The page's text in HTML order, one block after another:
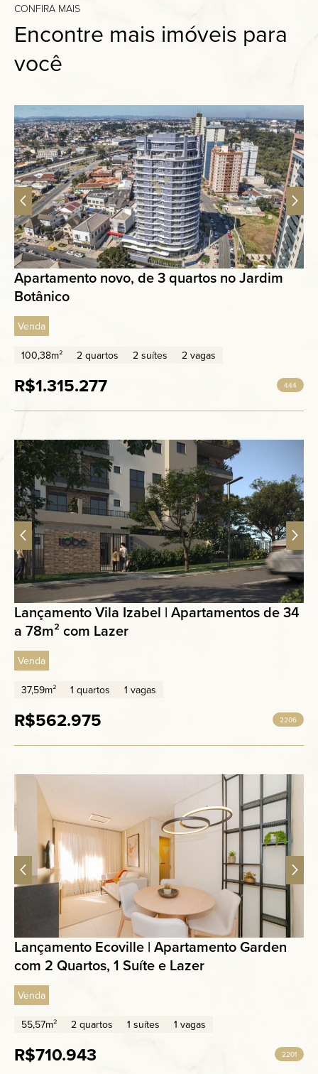
CONFIRA MAIS
Encontre mais imóveis para
você
Apartamento novo, de 3 quartos no Jardim
Botânico
Venda
100,38m² 2 quartos 2 suítes 2 vagas
R$1.315.277 444
Lançamento Vila Izabel | Apartamentos de 34
a 78m² com Lazer
Venda
37,59m² 1 quartos 1 vagas
R$562.975 2206
Lançamento Ecoville | Apartamento Garden
com 2 Quartos, 1 Suíte e Lazer
Venda
55,57m² 2 quartos 1 suítes 1 vagas
R$710.943 2201